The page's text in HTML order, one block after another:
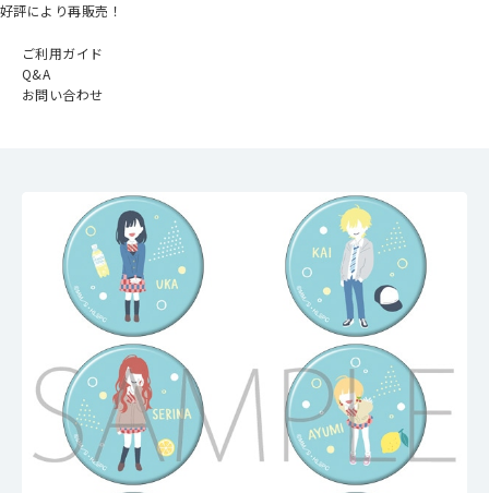
好評により再販売！
ご利用ガイド
Q&A
お問い合わせ